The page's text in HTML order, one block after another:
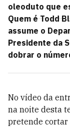
oleoduto que
Quem é Todd
assume o
Presidente da
dobrar o
No vídeo da
na noite desta
pretende cortar